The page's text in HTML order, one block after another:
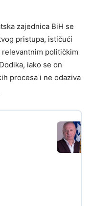
zajednica BiH se
pristupa, ističući
političkim
iako se on
procesa i ne odaziva